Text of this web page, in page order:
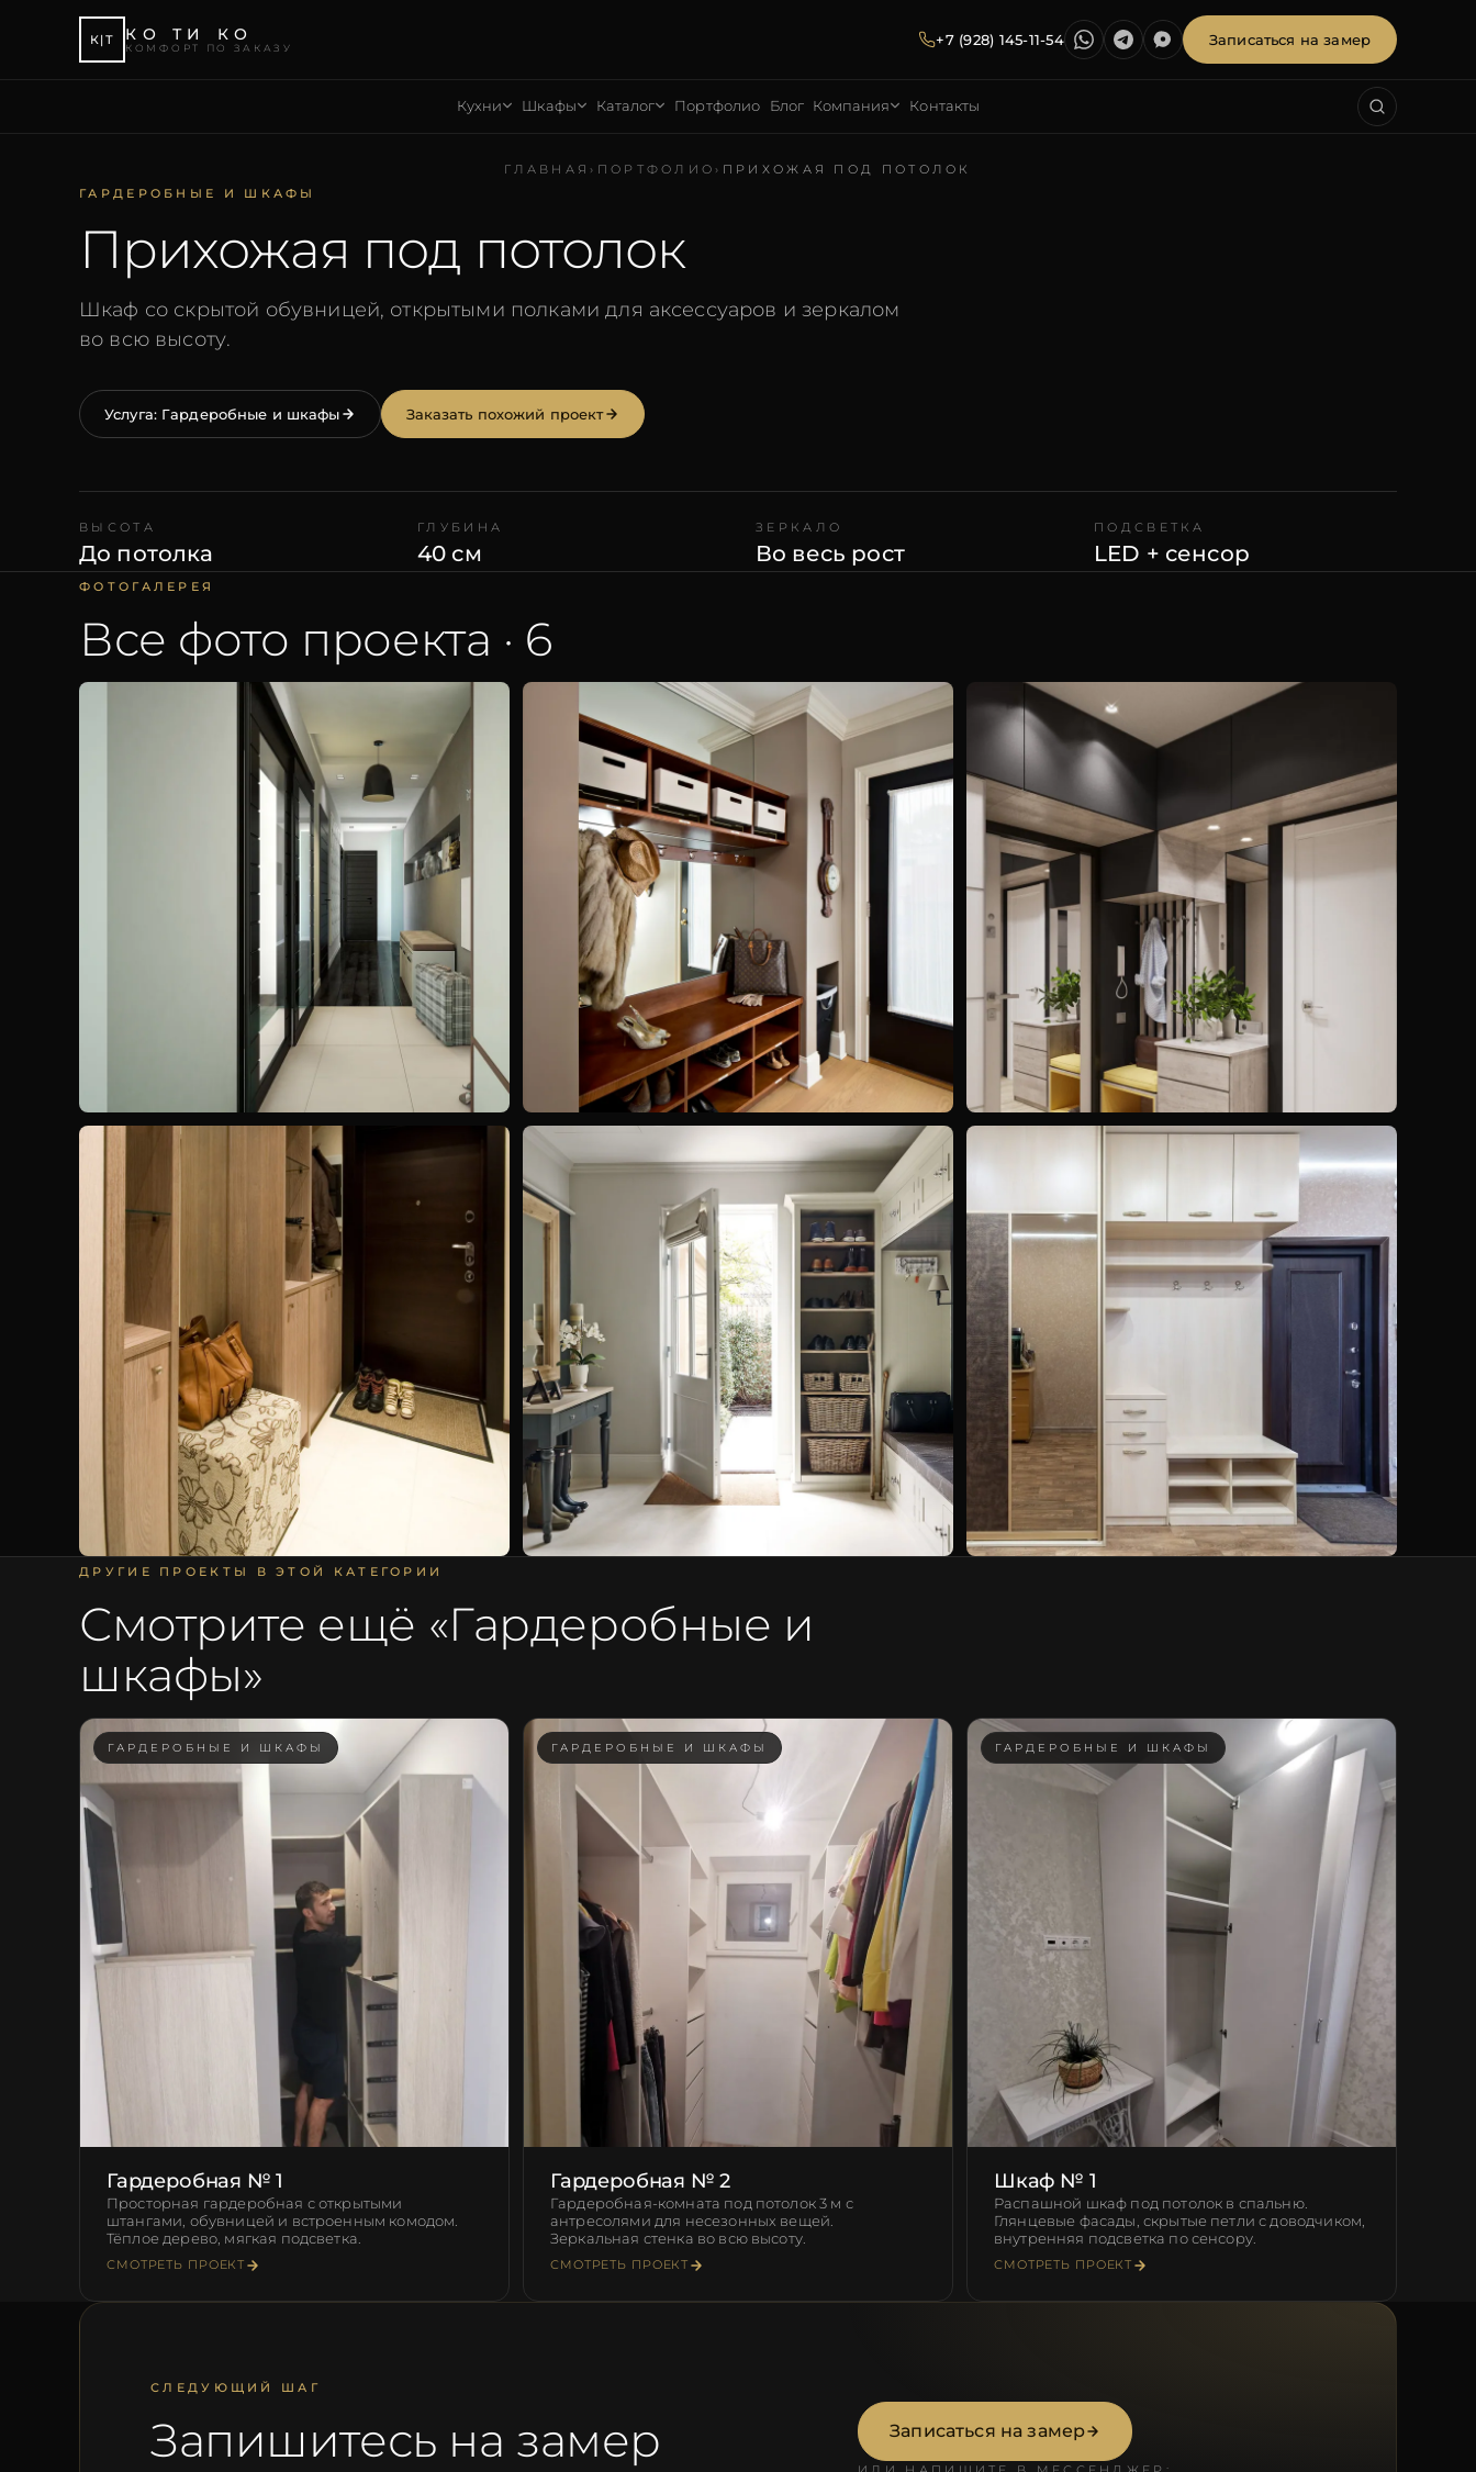
К|Т КО ТИ КО
КОМФОРТ ПО ЗАКАЗУ +7 (928) 145-11-54 Записаться на замер
Кухни Шкафы Каталог Портфолио Блог Компания Контакты
ГЛАВНАЯ› ПОРТФОЛИО› ПРИХОЖАЯ ПОД ПОТОЛОК
ГАРДЕРОБНЫЕ И ШКАФЫ
Прихожая под потолок
Шкаф со скрытой обувницей, открытыми полками для аксессуаров и зеркалом
во всю высоту.
Услуга: Гардеробные и шкафы Заказать похожий проект
ВЫСОТА
До потолка
ГЛУБИНА
40 см
ЗЕРКАЛО
Во весь рост
ПОДСВЕТКА
LED + сенсор
ФОТОГАЛЕРЕЯ
Все фото проекта · 6
ДРУГИЕ ПРОЕКТЫ В ЭТОЙ КАТЕГОРИИ
Смотрите ещё «Гардеробные и
шкафы»
ГАРДЕРОБНЫЕ И ШКАФЫ
Гардеробная № 1
Просторная гардеробная с открытыми
штангами, обувницей и встроенным комодом.
Тёплое дерево, мягкая подсветка.
СМОТРЕТЬ ПРОЕКТ
ГАРДЕРОБНЫЕ И ШКАФЫ
Гардеробная № 2
Гардеробная-комната под потолок 3 м с
антресолями для несезонных вещей.
Зеркальная стенка во всю высоту.
СМОТРЕТЬ ПРОЕКТ
ГАРДЕРОБНЫЕ И ШКАФЫ
Шкаф № 1
Распашной шкаф под потолок в спальню.
Глянцевые фасады, скрытые петли с доводчиком,
внутренняя подсветка по сенсору.
СМОТРЕТЬ ПРОЕКТ
СЛЕДУЮЩИЙ ШАГ
Запишитесь на замер Записаться на замер